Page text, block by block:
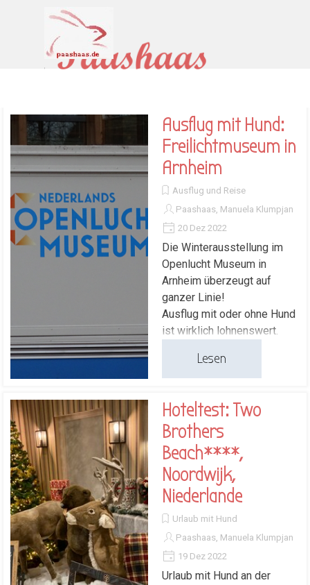
Menü überspringen
Ausflug mit Hund:
Freilichtmuseum in
Arnheim
Ausflug und Reise
Paashaas, Manuela Klumpjan
20 Dez 2022
Die Winterausstellung im
Openlucht Museum in
Arnheim überzeugt auf
ganzer Linie!
Ausflug mit oder ohne Hund
ist wirklich lohnenswert.
Lesen
Hoteltest: Two
Brothers
Beach****,
Noordwijk,
Niederlande
Urlaub mit Hund
Paashaas, Manuela Klumpjan
19 Dez 2022
Urlaub mit Hund an der